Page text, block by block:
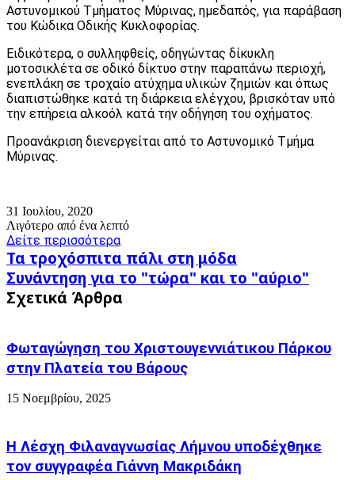
Αστυνομικού Τμήματος Μύρινας, ημεδαπός, για παράβαση
του Κώδικα Οδικής Κυκλοφορίας.
Ειδικότερα, ο συλληφθείς, οδηγώντας δίκυκλη
μοτοσικλέτα σε οδικό δίκτυο στην παραπάνω περιοχή,
ενεπλάκη σε τροχαίο ατύχημα υλικών ζημιών και όπως
διαπιστώθηκε κατά τη διάρκεια ελέγχου, βρισκόταν υπό
την επήρεια αλκοόλ κατά την οδήγηση του οχήματος.
Προανάκριση διενεργείται από το Αστυνομικό Τμήμα
Μύρινας.
31 Ιουλίου, 2020
Λιγότερο από ένα λεπτό
Δείτε περισσότερα
Τα
τροχόσπιτα
πάλι
στη
Τα τροχόσπιτα πάλι στη μόδα
Συνάντηση
για
το
το
"αύριο"
Συνάντηση για το "τώρα" και το "αύριο"
Σχετικά Άρθρα
Φωταγώγηση του Χριστουγεννιάτικου Πάρκου
στην Πλατεία του Βάρους
15 Νοεμβρίου, 2025
Η Λέσχη Φιλαναγνωσίας Λήμνου υποδέχθηκε
τον συγγραφέα Γιάννη Μακριδάκη